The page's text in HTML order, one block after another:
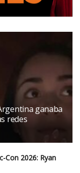
ganaba
redes
Con 2026: Ryan